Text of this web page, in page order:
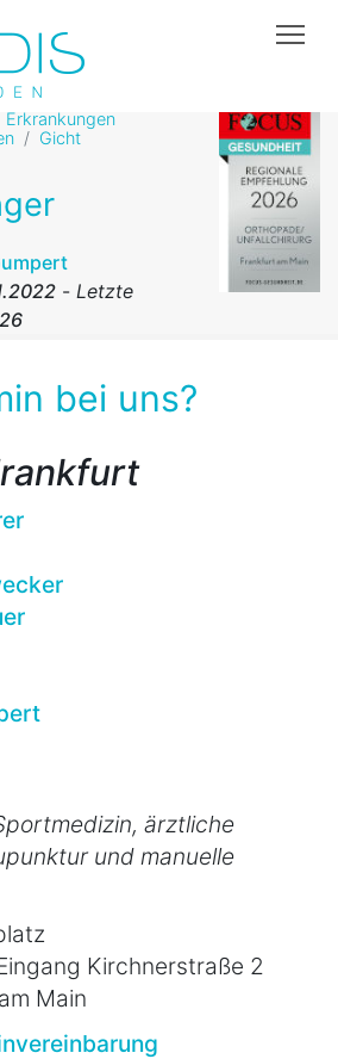
Erkrankungen
Gicht
- Letzte
bei uns?
ärztliche
und manuelle
Kirchnerstraße 2
Main